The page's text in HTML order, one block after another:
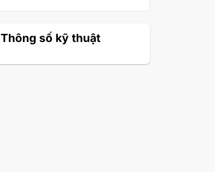
Thông số kỹ thuật